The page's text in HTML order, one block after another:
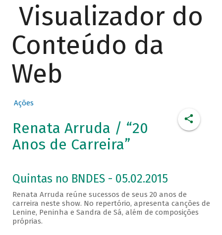
Visualizador do
Conteúdo da
Web
Ações
Renata Arruda / “20
Anos de Carreira”
Quintas no BNDES - 05.02.2015
Renata Arruda reúne sucessos de seus 20 anos de
carreira neste show. No repertório, apresenta canções de
Lenine, Peninha e Sandra de Sá, além de composições
próprias.